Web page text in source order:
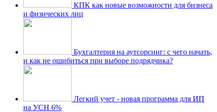
КПК как новые возможности для бизнеса
и физических лиц
Бухгалтерия на аутсорсинг: с чего начать,
и как не ошибиться при выборе подрядчика?
Легкий учет - новая программа для ИП
на УСН 6%